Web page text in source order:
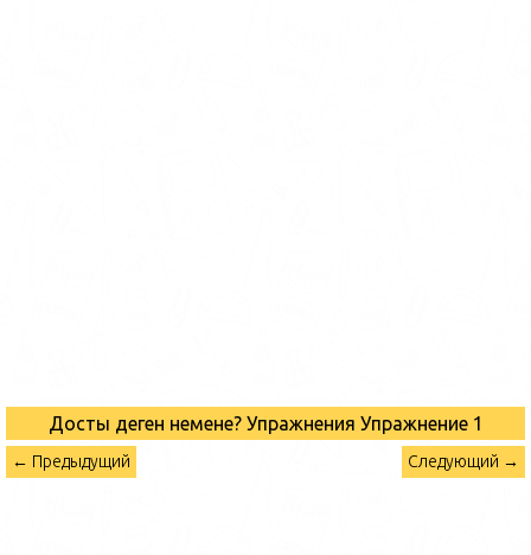
Достық деген немене? Упражнения Упражнение 1
← Предыдущий Следующий →